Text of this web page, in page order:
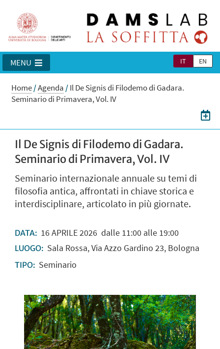
IT EN
MENU
Home/Agenda /Il De Signis di Filodemo di Gadara.
Seminario di Primavera, Vol. IV
Il De Signis di Filodemo di Gadara.
Seminario di Primavera, Vol. IV
Seminario internazionale annuale su temi di
filosofia antica, affrontati in chiave storica e
interdisciplinare, articolato in più giornate.
DATA: 16APRILE2026dalle 11:00 alle 19:00
LUOGO: Sala Rossa, Via Azzo Gardino 23, Bologna
TIPO: Seminario